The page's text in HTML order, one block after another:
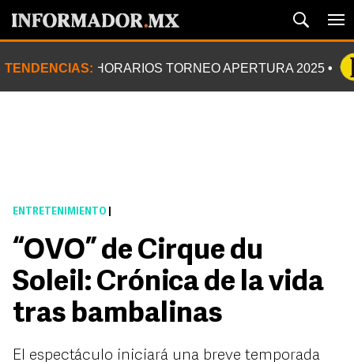
TENDENCIAS: HORARIOS TORNEO APERTURA 2025
ENTRETENIMIENTO
“OVO” de Cirque du
Soleil: Crónica de la vida
tras bambalinas
El espectáculo iniciará una breve temporada